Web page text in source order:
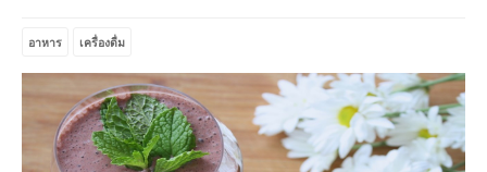
อาหาร เครื่องดื่ม